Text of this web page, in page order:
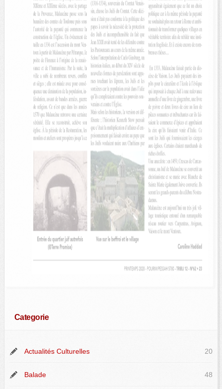
Categorie
Actualités Culturelles 20
Balade 48